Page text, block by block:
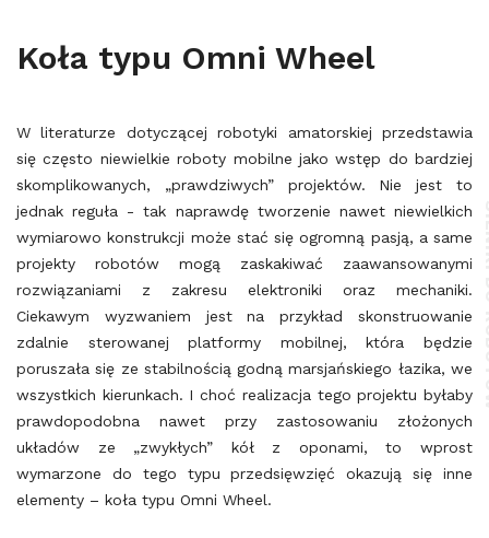
Koła typu Omni Wheel
W literaturze dotyczącej robotyki amatorskiej przedstawia
się często niewielkie roboty mobilne jako wstęp do bardziej
skomplikowanych, „prawdziwych” projektów. Nie jest to
jednak reguła - tak naprawdę tworzenie nawet niewielkich
wymiarowo konstrukcji może stać się ogromną pasją, a same
projekty robotów mogą zaskakiwać zaawansowanymi
rozwiązaniami z zakresu elektroniki oraz mechaniki.
Ciekawym wyzwaniem jest na przykład skonstruowanie
zdalnie sterowanej platformy mobilnej, która będzie
poruszała się ze stabilnością godną marsjańskiego łazika, we
wszystkich kierunkach. I choć realizacja tego projektu byłaby
prawdopodobna nawet przy zastosowaniu złożonych
układów ze „zwykłych” kół z oponami, to wprost
wymarzone do tego typu przedsięwzięć okazują się inne
elementy – koła typu Omni Wheel.